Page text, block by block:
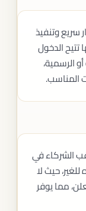
سريع وتنفيذ
الدخول
الرسمية،
المناسب.
الشركاء في
حيث لا
مما يوفر